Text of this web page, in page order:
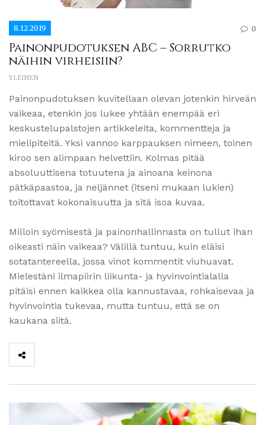
8.12.2019 0
Painonpudotuksen ABC – Sorrutko
näihin virheisiin?
YLEINEN
Painonpudotuksen kuvitellaan olevan jotenkin hirveän
vaikeaa, etenkin jos lukee yhtään enempää eri
keskustelupalstojen artikkeleita, kommentteja ja
mielipiteitä. Yksi vannoo karppauksen nimeen, toinen
kiroo sen alimpaan helvettiin. Kolmas pitää
absoluuttisena totuutena ja ainoana keinona
pätkäpaastoa, ja neljännet (itseni mukaan lukien)
toitottavat kokonaisuutta ja sitä isoa kuvaa.
Milloin syömisestä ja painonhallinnasta on tullut ihan
oikeasti näin vaikeaa? Välillä tuntuu, kuin eläisi
sotatantereella, jossa vinot kommentit viuhuavat.
Mielestäni ilmapiirin liikunta- ja hyvinvointialalla
pitäisi ennen kaikkea olla kannustavaa, rohkaisevaa ja
hyvinvointia tukevaa, mutta tuntuu, että se on
kaukana siitä.